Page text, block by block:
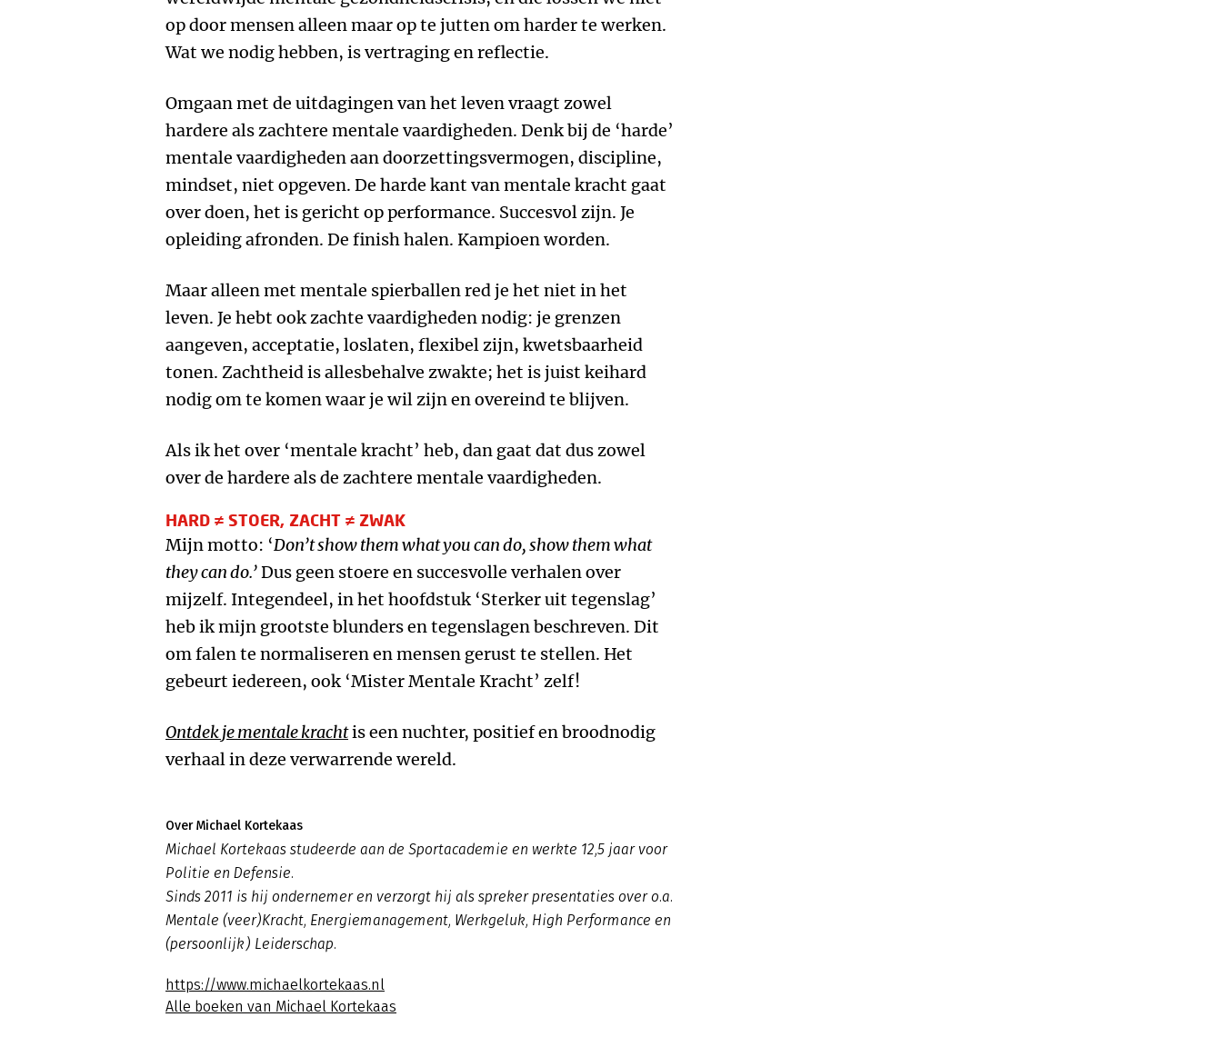
op door mensen alleen maar op te jutten om harder te werken.
Wat we nodig hebben, is vertraging en reflectie.
Omgaan met de uitdagingen van het leven vraagt zowel
hardere als zachtere mentale vaardigheden. Denk bij de ‘harde’
mentale vaardigheden aan doorzettingsvermogen, discipline,
mindset, niet opgeven. De harde kant van mentale kracht gaat
over doen, het is gericht op performance. Succesvol zijn. Je
opleiding afronden. De finish halen. Kampioen worden.
Maar alleen met mentale spierballen red je het niet in het
leven. Je hebt ook zachte vaardigheden nodig: je grenzen
aangeven, acceptatie, loslaten, flexibel zijn, kwetsbaarheid
tonen. Zachtheid is allesbehalve zwakte; het is juist keihard
nodig om te komen waar je wil zijn en overeind te blijven.
Als ik het over ‘mentale kracht’ heb, dan gaat dat dus zowel
over de hardere als de zachtere mentale vaardigheden.
HARD ≠ STOER, ZACHT ≠ ZWAK
Mijn motto: ‘Don’t show them what you can do, show them what
they can do.’Dus geen stoere en succesvolle verhalen over
mijzelf. Integendeel, in het hoofdstuk ‘Sterker uit tegenslag’
heb ik mijn grootste blunders en tegenslagen beschreven. Dit
om falen te normaliseren en mensen gerust te stellen. Het
gebeurt iedereen, ook ‘Mister Mentale Kracht’ zelf!
Ontdek je mentale krachtis een nuchter, positief en broodnodig
verhaal in deze verwarrende wereld.
Over Michael Kortekaas
Michael Kortekaas studeerde aan de Sportacademie en werkte 12,5 jaar voor
Politie en Defensie.
Sinds 2011 is hij ondernemer en verzorgt hij als spreker presentaties over o.a.
Mentale (veer)Kracht, Energiemanagement, Werkgeluk, High Performance en
(persoonlijk) Leiderschap.
https://www.michaelkortekaas.nl
Alle boeken van Michael Kortekaas